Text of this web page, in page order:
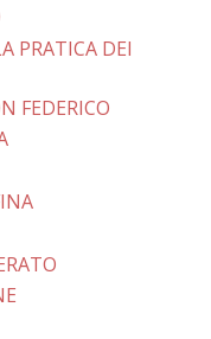
PRATICA DEI
FEDERICO